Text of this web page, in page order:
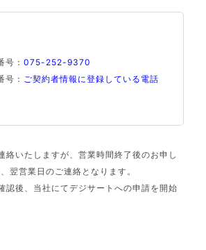
号：075-252-9370
号： ご契約者情報に登録している電話
絡いたしますが、営業時間終了後のお申し
翌営業日のご連絡となります。
認後、当社にてデジサートへの申請を開始